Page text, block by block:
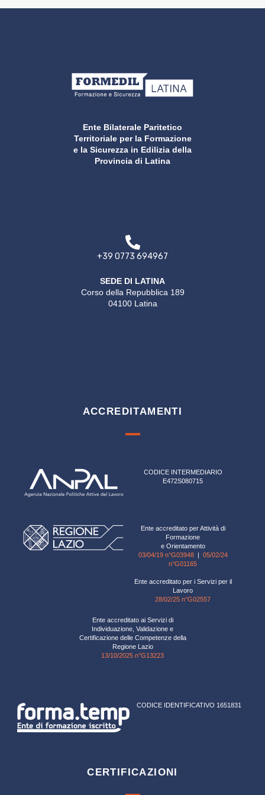
Ente Bilaterale Paritetico
Territoriale per la Formazione
e la Sicurezza in Edilizia della
Provincia di Latina
+39 0773 694967
SEDE DI LATINA
Corso della Repubblica 189
04100 Latina
ACCREDITAMENTI
CODICE INTERMEDIARIO
E472S080715
Ente accreditato per Attività di
Formazione
e Orientamento
03/04/19 n°G03948| 05/02/24
n°G01165
Ente accreditato per i Servizi per il
Lavoro
28/02/25 n°G02557
Ente accreditato ai Servizi di
Individuazione, Validazione e
Certificazione delle Competenze della
Regione Lazio
13/10/2025 n°G13223
CODICE IDENTIFICATIVO 1651831
CERTIFICAZIONI